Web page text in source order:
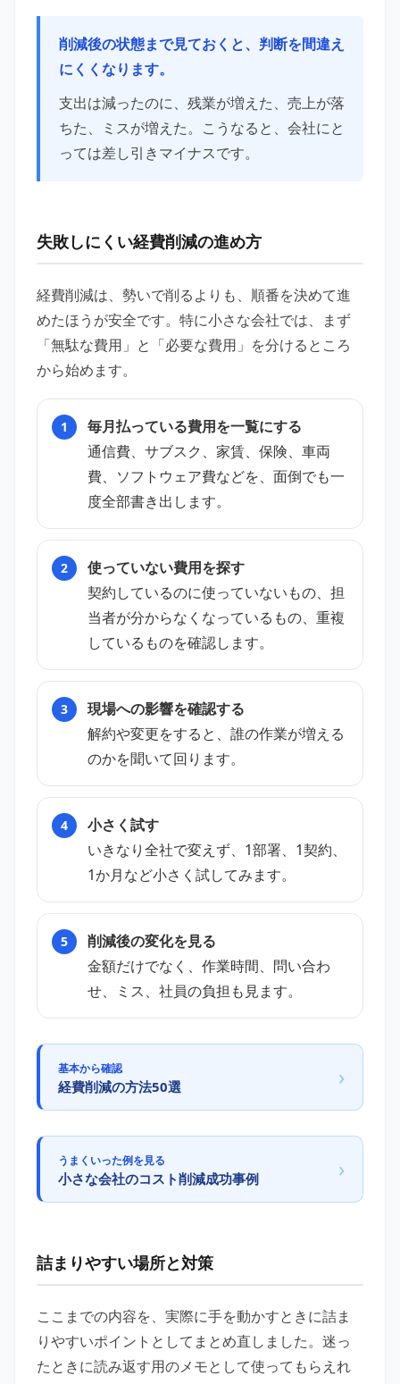
削減後の状態まで見ておくと、判断を間違え
にくくなります。
支出は減ったのに、残業が増えた、売上が落
ちた、ミスが増えた。こうなると、会社にと
っては差し引きマイナスです。
失敗しにくい経費削減の進め方
経費削減は、勢いで削るよりも、順番を決めて進
めたほうが安全です。特に小さな会社では、まず
「無駄な費用」と「必要な費用」を分けるところ
から始めます。
毎月払っている費用を一覧にする
通信費、サブスク、家賃、保険、車両
費、ソフトウェア費などを、面倒でも一
度全部書き出します。
使っていない費用を探す
契約しているのに使っていないもの、担
当者が分からなくなっているもの、重複
しているものを確認します。
現場への影響を確認する
解約や変更をすると、誰の作業が増える
のかを聞いて回ります。
小さく試す
いきなり全社で変えず、1部署、1契約、
1か月など小さく試してみます。
削減後の変化を見る
金額だけでなく、作業時間、問い合わ
せ、ミス、社員の負担も見ます。
基本から確認
経費削減の方法50選 ›
うまくいった例を見る
小さな会社のコスト削減成功事例 ›
詰まりやすい場所と対策
ここまでの内容を、実際に手を動かすときに詰ま
りやすいポイントとしてまとめ直しました。迷っ
たときに読み返す用のメモとして使ってもらえれ